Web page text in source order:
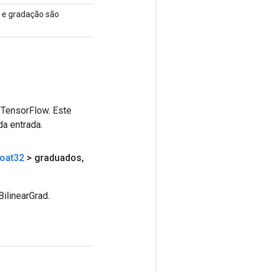
gradação são
Este
entrada.
> graduados,